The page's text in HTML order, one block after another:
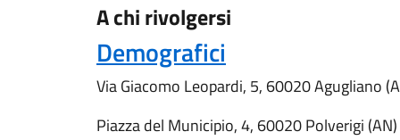
A chi rivolgersi
Demografici
Via Giacomo Leopardi, 5, 60020 Agugliano
Piazza del Municipio, 4, 60020 Polverigi (AN)